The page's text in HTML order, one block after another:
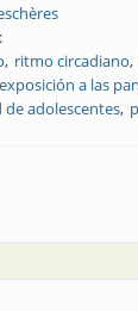
ritmo circadiano
exposición a las
de adolescentes
El ojo y el